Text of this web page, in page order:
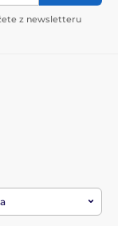
z newsletteru